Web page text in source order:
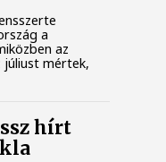
a
az
júliust mértek,
hírt